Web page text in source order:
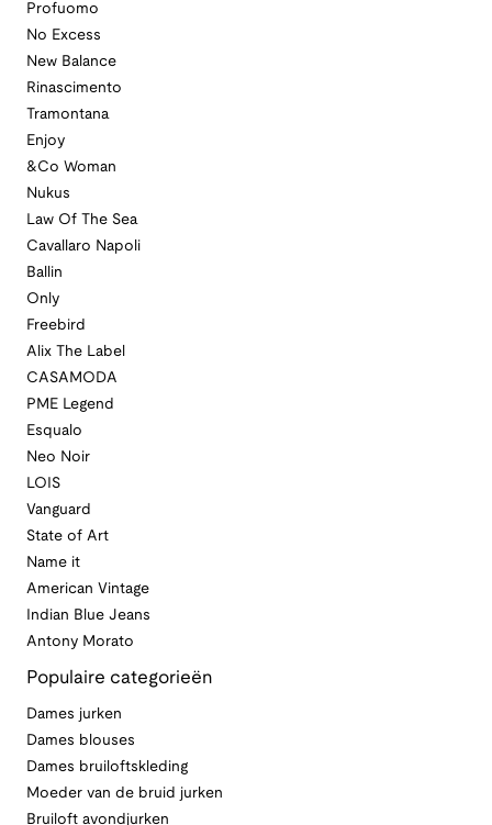
Profuomo
No Excess
New Balance
Rinascimento
Tramontana
Enjoy
&Co Woman
Nukus
Law Of The Sea
Cavallaro Napoli
Ballin
Only
Freebird
Alix The Label
CASAMODA
PME Legend
Esqualo
Neo Noir
LOIS
Vanguard
State of Art
Name it
American Vintage
Indian Blue Jeans
Antony Morato
Populaire categorieën
Dames jurken
Dames blouses
Dames bruiloftskleding
Moeder van de bruid jurken
Bruiloft avondjurken